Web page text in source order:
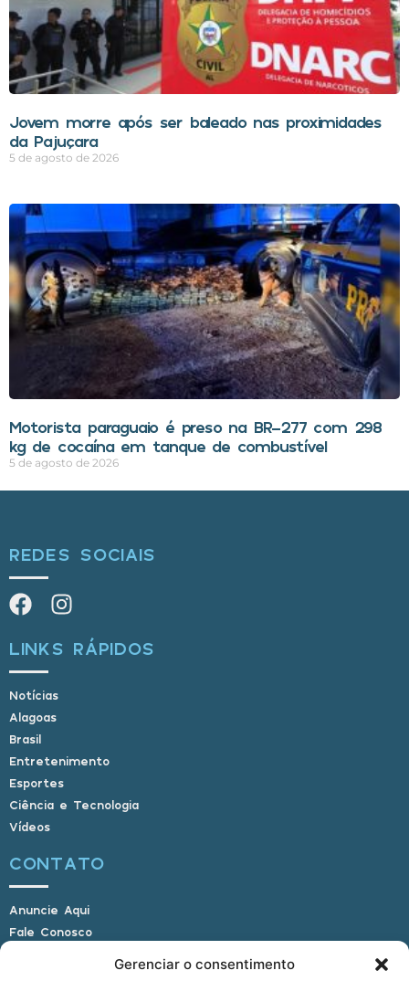
Gerenciar o consentimento
Jovem morre após ser baleado nas proximidades
da Pajuçara
5 de agosto de 2026
Motorista paraguaio é preso na BR-277 com 298
kg de cocaína em tanque de combustível
5 de agosto de 2026
REDES SOCIAIS
LINKS RÁPIDOS
Notícias
Alagoas
Brasil
Entretenimento
Esportes
Ciência e Tecnologia
Vídeos
CONTATO
Anuncie Aqui
Fale Conosco